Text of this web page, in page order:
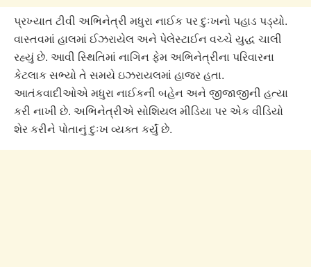
પ્રખ્યાત ટીવી અભિનેત્રી મધુરા નાઈક પર દુઃખનો પહાડ પડ્યો.
વાસ્તવમાં હાલમાં ઈઝરાયેલ અને પેલેસ્ટાઈન વચ્ચે યુદ્ધ ચાલી
રહ્યું છે. આવી સ્થિતિમાં નાગિન ફેમ અભિનેત્રીના પરિવારના
કેટલાક સભ્યો તે સમયે ઇઝરાયલમાં હાજર હતા.
આતંકવાદીઓએ મધુરા નાઈકની બહેન અને જીજાજીની હત્યા
કરી નાખી છે. અભિનેત્રીએ સોશિયલ મીડિયા પર એક વીડિયો
શેર કરીને પોતાનું દુઃખ વ્યક્ત કર્યું છે.